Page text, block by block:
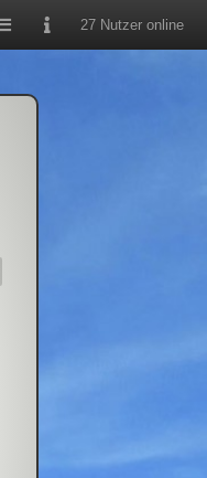
27 Nutzer online